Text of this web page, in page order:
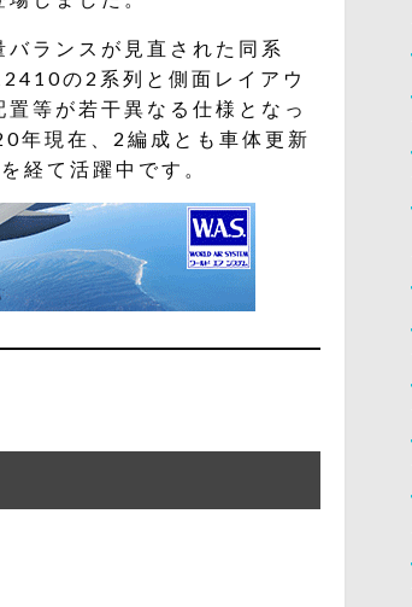
バランスが見直された同系
の2系列と側面レイアウ
置等が若干異なる仕様となっ
年現在、2編成とも車体更新
経て活躍中です。